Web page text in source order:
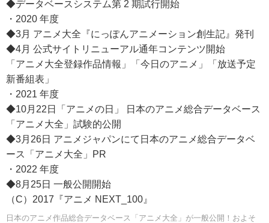
◆データベースシステム第 2 期試行開始
・2020 年度
◆3月 アニメ大全『にっぽんアニメーション創生記』発刊
◆4月 公式サイトリニューアル通年コンテンツ開始
「アニメ大全登録作品情報」「今日のアニメ」「放送予定
新番組表」
・2021 年度
◆10月22日「アニメの日」 日本のアニメ総合データベース
「アニメ大全」試験的公開
◆3月26日 アニメジャパンにて日本のアニメ総合データベ
ース「アニメ大全」PR
・2022 年度
◆8月25日 一般公開開始
（C）2017『アニメ NEXT_100』
日本のアニメ作品総合データベース「アニメ大全」が一般公開！およそ